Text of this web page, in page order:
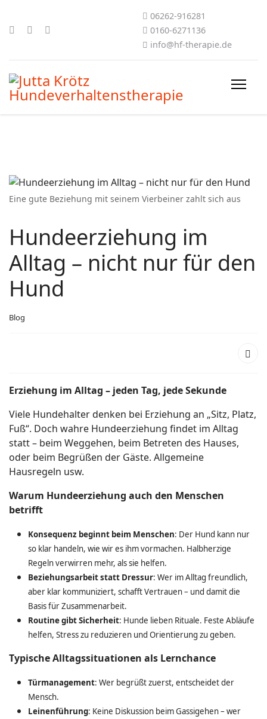
06262-916281
0160-6271136
info@hf-therapie.de
Eine gute Beziehung mit seinem Vierbeiner zahlt sich aus
Hundeerziehung im
Alltag – nicht nur für den
Hund
Blog
Erziehung im Alltag – jeden Tag, jede Sekunde
Viele Hundehalter denken bei Erziehung an „Sitz, Platz,
Fuß“. Doch wahre Hundeerziehung findet im Alltag
statt – beim Weggehen, beim Betreten des Hauses,
oder beim Begrüßen der Gäste. Allgemeine
Hausregeln usw.
Warum Hundeerziehung auch den Menschen
betrifft
Konsequenz beginnt beim Menschen: Der Hund kann nur
so klar handeln, wie wir es ihm vormachen. Halbherzige
Regeln verwirren mehr, als sie helfen.
Beziehungsarbeit statt Dressur: Wer im Alltag freundlich,
aber klar kommuniziert, schafft Vertrauen – und damit die
Basis für Zusammenarbeit.
Routine gibt Sicherheit: Hunde lieben Rituale. Feste Abläufe
helfen, Stress zu reduzieren und Orientierung zu geben.
Typische Alltagssituationen als Lernchance
Türmanagement: Wer begrüßt zuerst, entscheidet der
Mensch.
Leinenführung: Keine Diskussion beim Gassigehen – wer